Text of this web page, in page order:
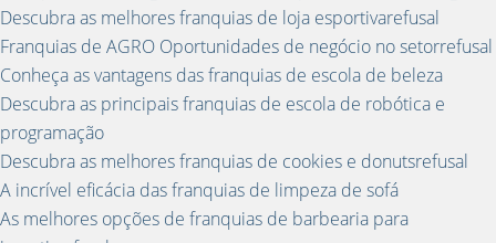
Descubra as melhores franquias de loja esportivarefusal
Franquias de AGRO Oportunidades de negócio no setorrefusal
Conheça as vantagens das franquias de escola de beleza
Descubra as principais franquias de escola de robótica e
programação
Descubra as melhores franquias de cookies e donutsrefusal
A incrível eficácia das franquias de limpeza de sofá
As melhores opções de franquias de barbearia para